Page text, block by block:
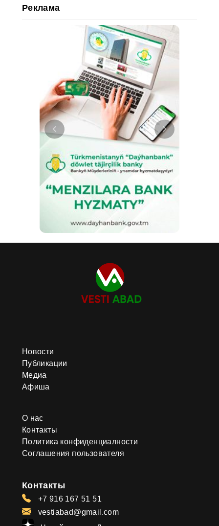
Реклама
Новости
Публикации
Медиа
Афиша
О нас
Контакты
Политика конфиденциалности
Соглашения пользователя
Контакты
+7 916 167 51 51
vestiabad@gmail.com